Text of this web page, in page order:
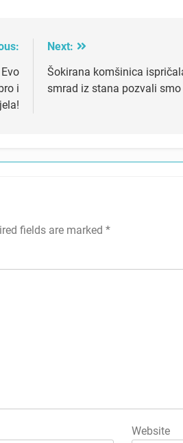
i
Next:
Šokirana komšinica
smrad iz stana pozvali smo
fields are marked *
Website